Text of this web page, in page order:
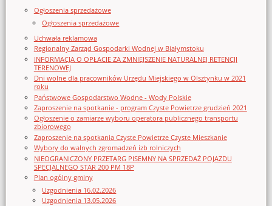
Ogłoszenia sprzedażowe
Ogłoszenia sprzedażowe
Uchwała reklamowa
Regionalny Zarząd Gospodarki Wodnej w Białymstoku
INFORMACJA O OPŁACIE ZA ZMNIEJSZENIE NATURALNEJ RETENCJI
TERENOWEJ
Dni wolne dla pracowników Urzędu Miejskiego w Olsztynku w 2021
roku
Państwowe Gospodarstwo Wodne - Wody Polskie
Zaproszenie na spotkanie - program Czyste Powietrze grudzień 2021
Ogłoszenie o zamiarze wyboru operatora publicznego transportu
zbiorowego
Zaproszenie na spotkania Czyste Powietrze Czyste Mieszkanie
Wybory do walnych zgromadzeń izb rolniczych
NIEOGRANICZONY PRZETARG PISEMNY NA SPRZEDAŻ POJAZDU
SPECJALNEGO STAR 200 PM 18P
Plan ogólny gminy
Uzgodnienia 16.02.2026
Uzgodnienia 13.05.2026